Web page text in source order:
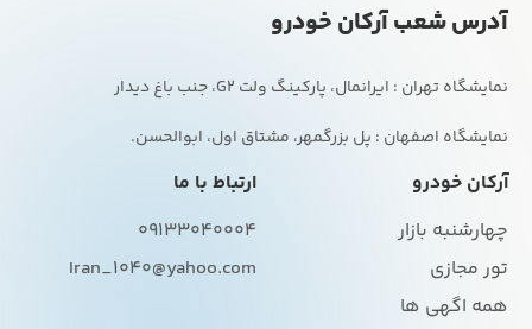
آدرس شعب آرکان خودرو
نمایشگاه اصفهان : پل بزرگمهر، مشتاق اول، ابوالحسن.
آرکان خودرو
چهارشنبه بازار
تور مجازی
همه اگهی ها
ارتباط با ما
09133040004
Iran_1040@yahoo.com